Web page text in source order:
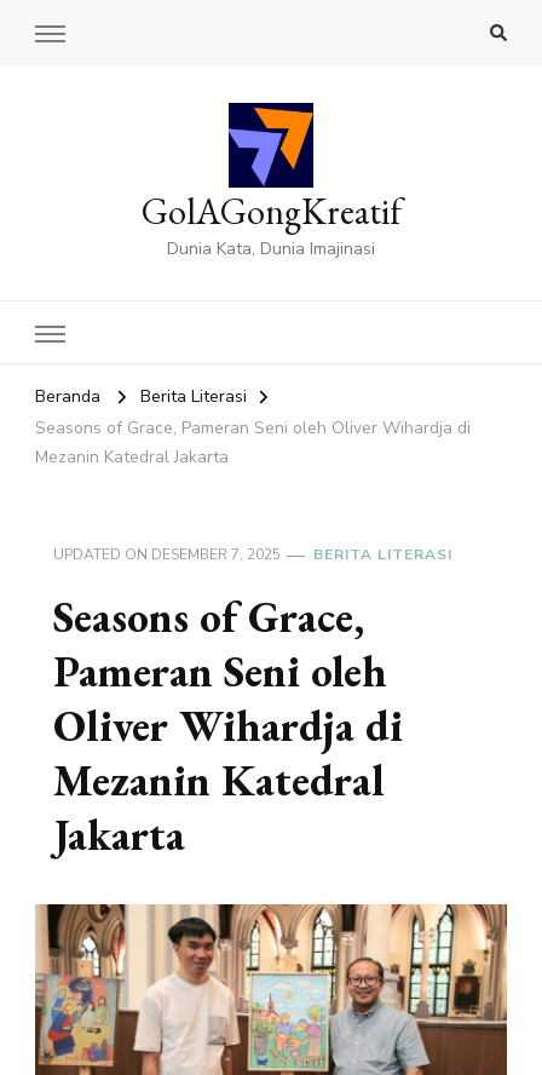
GolAGongKreatif
Dunia Kata, Dunia Imajinasi
Beranda
Berita Literasi
Seasons of Grace, Pameran Seni oleh Oliver Wihardja di
Mezanin Katedral Jakarta
UPDATED ON DESEMBER 7, 2025 BERITA LITERASI
Seasons of Grace,
Pameran Seni oleh
Oliver Wihardja di
Mezanin Katedral
Jakarta